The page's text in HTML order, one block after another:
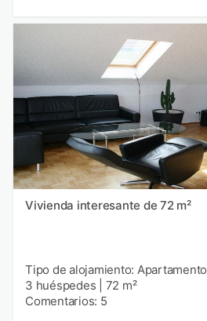
Vivienda interesante de 72 m²
Tipo de alojamiento: Apartamento
3 huéspedes
72 m²
Comentarios: 5